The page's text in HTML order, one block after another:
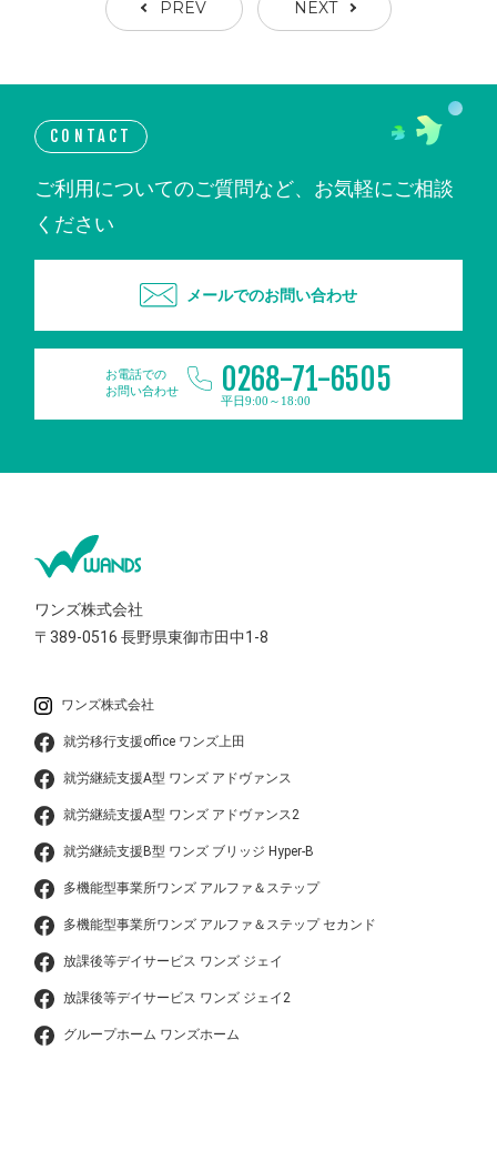
PREV NEXT
CONTACT
ご利用についてのご質問など、お気軽にご相談
ください
メールでのお問い合わせ
お電話での
お問い合わせ
0268-71-6505
平日9:00～18:00
ワンズ株式会社
〒389-0516長野県東御市田中1-8
ワンズ株式会社
就労移行支援office ワンズ上田
就労継続支援A型 ワンズ アドヴァンス
就労継続支援A型 ワンズ アドヴァンス2
就労継続支援B型 ワンズ ブリッジ Hyper-B
多機能型事業所ワンズ アルファ＆ステップ
多機能型事業所ワンズ アルファ＆ステップ セカンド
放課後等デイサービス ワンズ ジェイ
放課後等デイサービス ワンズ ジェイ2
グループホーム ワンズホーム